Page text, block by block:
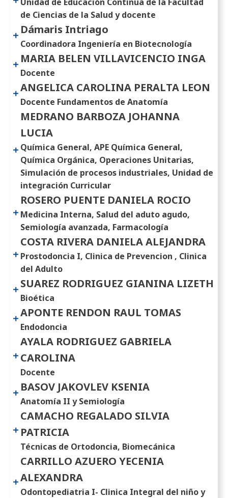
de Ciencias de la Salud y docente
Dámaris Intriago
Coordinadora Ingeniería en Biotecnología
MARIA BELEN VILLAVICENCIO INGA
Docente
ANGELICA CAROLINA PERALTA LEON
Docente Fundamentos de Anatomía
MEDRANO BARBOZA JOHANNA
LUCIA
Química General, APE Química General,
Química Orgánica, Operaciones Unitarias,
Simulación de procesos industriales, Unidad de
integración Curricular
ROSERO PUENTE DANIELA ROCIO
Medicina Interna, Salud del aduto agudo,
Semiología avanzada, Farmacología
COSTA RIVERA DANIELA ALEJANDRA
Prostodoncia I, Clinica de Prevencion , Clinica
del Adulto
SUAREZ RODRIGUEZ GIANINA LIZETH
Bioética
APONTE RENDON RAUL TOMAS
Endodoncia
AYALA RODRIGUEZ GABRIELA
CAROLINA
Docente
BASOV JAKOVLEV KSENIA
Anatomía II y Semiología
CAMACHO REGALADO SILVIA
PATRICIA
Técnicas de Ortodoncia, Biomecánica
CARRILLO AZUERO YECENIA
ALEXANDRA
Odontopediatria I- Clinica Integral del niño y